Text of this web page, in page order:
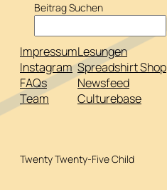
Beitrag Suchen
Impressum
Instagram
FAQs
Team
Lesungen
Spreadshirt Shop
Newsfeed
Culturebase
Twenty Twenty-Five Child